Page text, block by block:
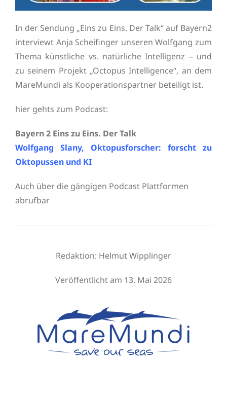
In der Sendung „Eins zu Eins. Der Talk“ auf Bayern2
interviewt Anja Scheifinger unseren Wolfgang zum
Thema künstliche vs. natürliche Intelligenz – und
zu seinem Projekt „Octopus Intelligence“, an dem
MareMundi als Kooperationspartner beteiligt ist.
hier gehts zum Podcast:
Bayern 2 Eins zu Eins. Der Talk
Wolfgang Slany, Oktopusforscher: forscht zu
Oktopussen und KI
Auch über die gängigen Podcast Plattformen
abrufbar
Redaktion: Helmut Wipplinger
Veröffentlicht am 13. Mai 2026